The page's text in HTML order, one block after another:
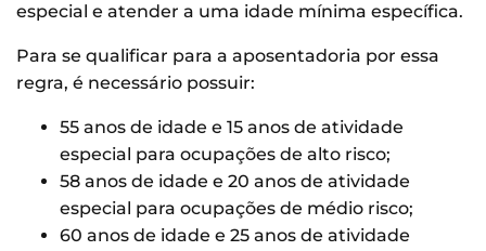
especial e atender a uma idade mínima específica.
Para se qualificar para a aposentadoria por essa
regra, é necessário possuir:
55 anos de idade e 15 anos de atividade
especial para ocupações de alto risco;
58 anos de idade e 20 anos de atividade
especial para ocupações de médio risco;
60 anos de idade e 25 anos de atividade